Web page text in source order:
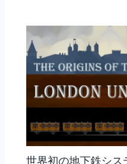
世界初の地下鉄シ